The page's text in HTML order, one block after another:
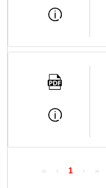
«
‹
1
›
»